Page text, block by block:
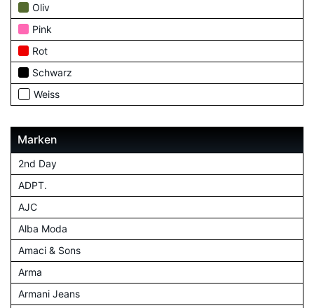
Oliv
Pink
Rot
Schwarz
Weiss
Marken
2nd Day
ADPT.
AJC
Alba Moda
Amaci & Sons
Arma
Armani Jeans